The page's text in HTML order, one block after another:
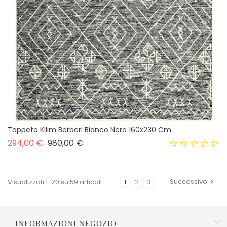
Tappeto Kilim Berberi Bianco Nero 160x230 Cm
294,00 € Prezzo base
980,00 €Prezzo
Visualizzati 1-20 su 59 articoli 1 2 3 Successivo 
INFORMAZIONI NEGOZIO